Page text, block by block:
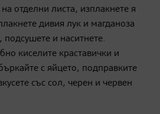
отделни листа, изплакнете я
дивия лук и магданоза
подсушете и наситнете.
киселите краставички и
с яйцето, подправките
със сол, черен и червен